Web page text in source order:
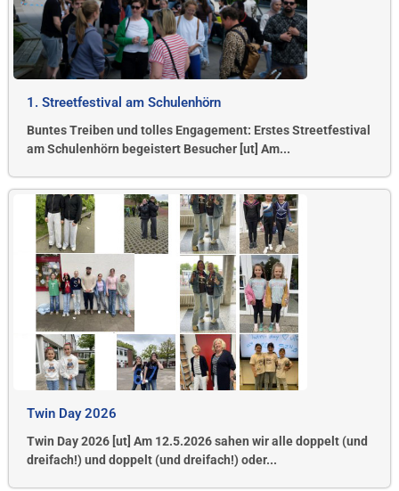
1. Streetfestival am Schulenhörn
Buntes Treiben und tolles Engagement: Erstes Streetfestival
am Schulenhörn begeistert Besucher [ut] Am...
Twin Day 2026
Twin Day 2026 [ut] Am 12.5.2026 sahen wir alle doppelt (und
dreifach!) und doppelt (und dreifach!) oder...